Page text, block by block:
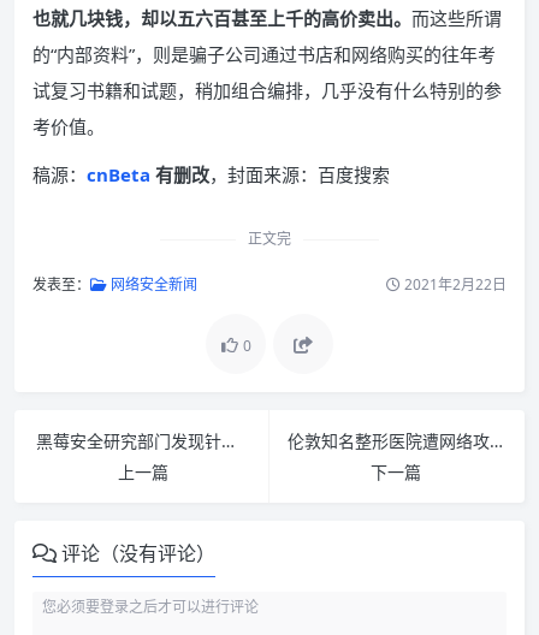
也就几块钱，却以五六百甚至上千的高价卖出。 而这些所谓
的“内部资料”，则是骗子公司通过书店和网络购买的往年考
试复习书籍和试题，稍加组合编排，几乎没有什么特别的参
考价值。
稿源： cnBeta 有删改，封面来源：百度搜索
正文完
发表至： 网络安全新闻 2021年2月22日
0
黑莓安全研究部门发现针对 Windows PC 的新“大亨”赎金软件
上一篇
伦敦知名整形医院遭网络攻击，黑客称名单中有皇室成员
下一篇
评论（没有评论）